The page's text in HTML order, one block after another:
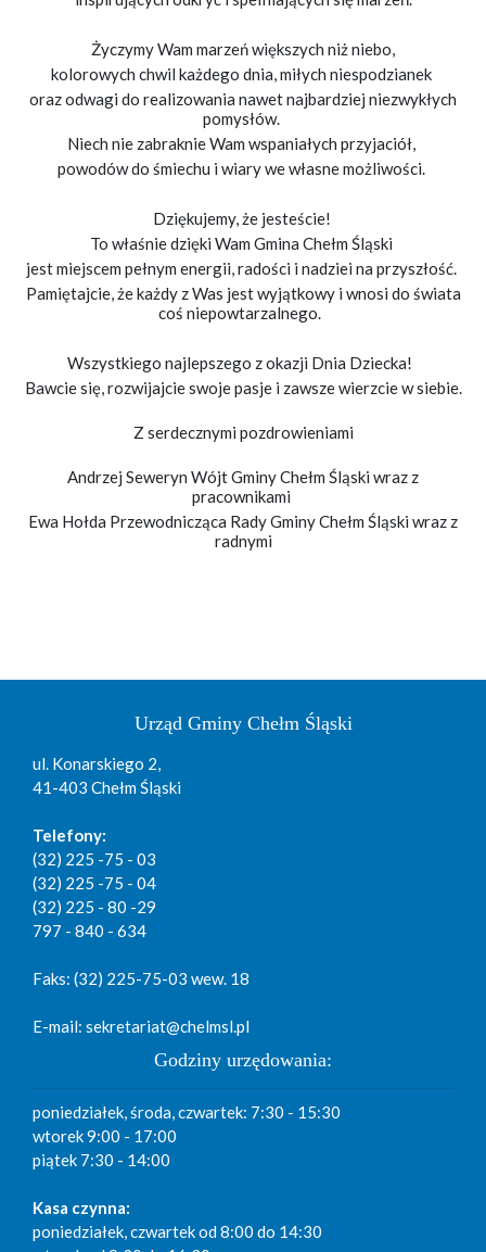
Życzymy Wam marzeń większych niż niebo,
kolorowych chwil każdego dnia, miłych niespodzianek
oraz odwagi do realizowania nawet najbardziej niezwykłych
pomysłów.
Niech nie zabraknie Wam wspaniałych przyjaciół,
powodów do śmiechu i wiary we własne możliwości.
Dziękujemy, że jesteście!
To właśnie dzięki Wam Gmina Chełm Śląski
jest miejscem pełnym energii, radości i nadziei na przyszłość.
Pamiętajcie, że każdy z Was jest wyjątkowy i wnosi do świata
coś niepowtarzalnego.
Wszystkiego najlepszego z okazji Dnia Dziecka!
Bawcie się, rozwijajcie swoje pasje i zawsze wierzcie w siebie.
Z serdecznymi pozdrowieniami
Andrzej Seweryn Wójt Gminy Chełm Śląski wraz z
pracownikami
Ewa Hołda Przewodnicząca Rady Gminy Chełm Śląski wraz z
radnymi
Urząd Gminy Chełm Śląski
ul. Konarskiego 2,
41-403 Chełm Śląski
Telefony:
(32) 225 -75 - 03
(32) 225 -75 - 04
(32) 225 - 80 -29
797 - 840 - 634
Faks: (32) 225-75-03 wew. 18
E-mail: sekretariat@chelmsl.pl
Godziny urzędowania:
poniedziałek, środa, czwartek: 7:30 - 15:30
wtorek 9:00 - 17:00
piątek 7:30 - 14:00
Kasa czynna:
poniedziałek, czwartek od 8:00 do 14:30